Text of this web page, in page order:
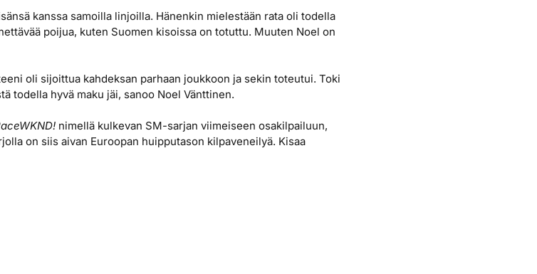
kanssa samoilla linjoilla. Hänenkin mielestään rata oli todella
poijua, kuten Suomen kisoissa on totuttu. Muuten Noel on
oli sijoittua kahdeksan parhaan joukkoon ja sekin toteutui. Toki
todella hyvä maku jäi, sanoo Noel Vänttinen.
nimellä kulkevan SM-sarjan viimeiseen osakilpailuun,
on siis aivan Euroopan huipputason kilpaveneilyä. Kisaa